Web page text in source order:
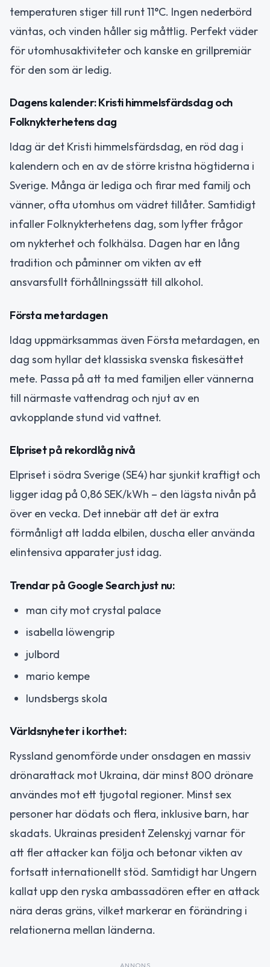
temperaturen stiger till runt 11°C. Ingen nederbörd
väntas, och vinden håller sig måttlig. Perfekt väder
för utomhusaktiviteter och kanske en grillpremiär
för den som är ledig.
Dagens kalender: Kristi himmelsfärdsdag och
Folknykterhetens dag
Idag är det Kristi himmelsfärdsdag, en röd dag i
kalendern och en av de större kristna högtiderna i
Sverige. Många är lediga och firar med familj och
vänner, ofta utomhus om vädret tillåter. Samtidigt
infaller Folknykterhetens dag, som lyfter frågor
om nykterhet och folkhälsa. Dagen har en lång
tradition och påminner om vikten av ett
ansvarsfullt förhållningssätt till alkohol.
Första metardagen
Idag uppmärksammas även Första metardagen, en
dag som hyllar det klassiska svenska fiskesättet
mete. Passa på att ta med familjen eller vännerna
till närmaste vattendrag och njut av en
avkopplande stund vid vattnet.
Elpriset på rekordlåg nivå
Elpriset i södra Sverige (SE4) har sjunkit kraftigt och
ligger idag på 0,86 SEK/kWh – den lägsta nivån på
över en vecka. Det innebär att det är extra
förmånligt att ladda elbilen, duscha eller använda
elintensiva apparater just idag.
Trendar på Google Search just nu:
man city mot crystal palace
isabella löwengrip
julbord
mario kempe
lundsbergs skola
Världsnyheter i korthet:
Ryssland genomförde under onsdagen en massiv
drönarattack mot Ukraina, där minst 800 drönare
användes mot ett tjugotal regioner. Minst sex
personer har dödats och flera, inklusive barn, har
skadats. Ukrainas president Zelenskyj varnar för
att fler attacker kan följa och betonar vikten av
fortsatt internationellt stöd. Samtidigt har Ungern
kallat upp den ryska ambassadören efter en attack
nära deras gräns, vilket markerar en förändring i
relationerna mellan länderna.
ANNONS